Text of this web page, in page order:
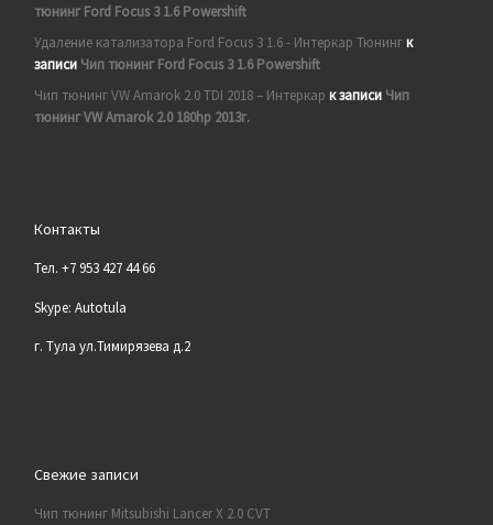
тюнинг Ford Focus 3 1.6 Powershift
Удаление катализатора Ford Focus 3 1.6 - Интеркар Тюнингк
записи Чип тюнинг Ford Focus 3 1.6 Powershift
Чип тюнинг VW Amarok 2.0 TDI 2018 – Интеркар к записи Чип
тюнинг VW Amarok 2.0 180hp 2013г.
Контакты
Тел. +7 953 427 44 66
Skype: Autotula
г. Тула ул.Тимирязева д.2
Свежие записи
Чип тюнинг Mitsubishi Lancer X 2.0 CVT